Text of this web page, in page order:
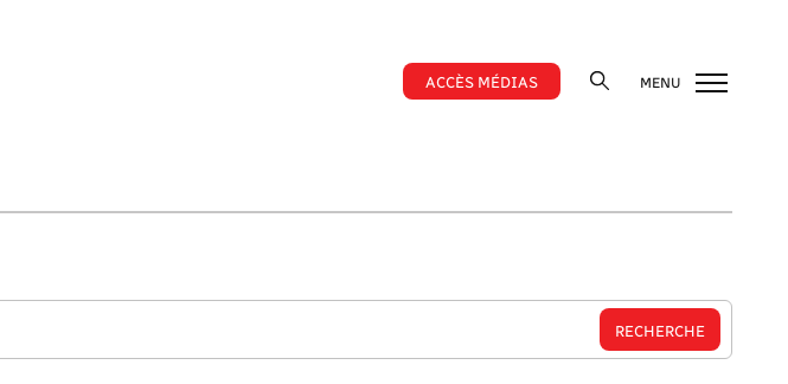
ACCÈS MÉDIAS MENU